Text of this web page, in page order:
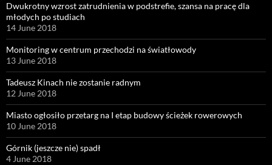
Dwukrotny wzrost zatrudnienia w podstrefie, szansa na pracę dla
młodych po studiach
14 June 2018
Monitoring w centrum przechodzi na światłowody
13 June 2018
Tadeusz Kinach nie zostanie radnym
12 June 2018
Miasto ogłosiło przetarg na I etap budowy ścieżek rowerowych
10 June 2018
Górnik (jeszcze nie) spadł
4 June 2018